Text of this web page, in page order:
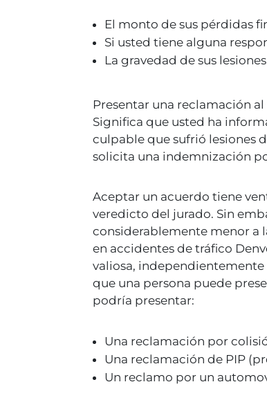
El monto de sus pérdidas
Si usted tiene alguna
La gravedad de sus lesiones
Presentar una reclamación
Significa que usted ha
culpable que sufrió lesiones
solicita una indemnización
Aceptar un acuerdo tiene
veredicto del jurado. Sin
considerablemente menor a
en accidentes de tráfico
valiosa, independientemente
que una persona puede
podría presentar:
Una reclamación por
Una reclamación de PIP
Un reclamo por un